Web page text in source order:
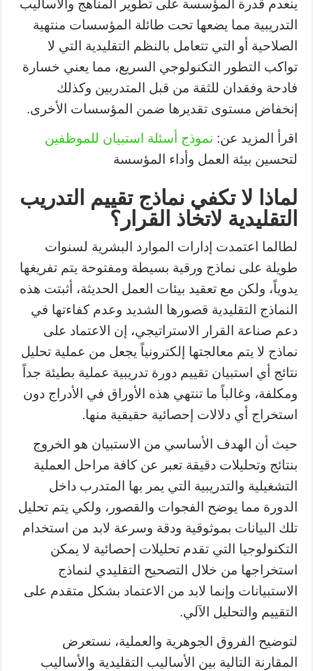
ينعدم قدرة المؤسسة على تطوير المناهج والأساليب
التدريبية مما يضعها تحت طائلة المؤسسات منتهية
الصلاحية أو التي تتعامل بالنظم التقليدية التي لا
تواكب التطور التكنولوجي السريع، مما يعني خسارة
فادحة وفقدان للثقة من قبل المتدربين وكذلك
إنخفاض مستوى تقديرها ضمن المؤسسات الأخرى.
اقرأ المزيد عن: نموذج أسئلة استبيان للموظفين
لتحسين بيئة العمل وأداء المؤسسة
لماذا لا تكفي نماذج تقييم التدريب
التقليدية لاتخاذ القرار؟
لطالما اعتمدت إدارات الموارد البشرية لسنوات
طويلة على نماذج ورقية بسيطة ومفتوحة يتم تفريغها
يدوياً، ولكن مع تعقيد بيئات العمل الحديثة، أثبتت هذه
النماذج التقليدية قصورها الشديد وعدم كفاءتها في
دعم صناعة القرار الاستراتيجي، إن الاعتماد على
نماذج لا يتم معالجتها إلكترونياً يجعل من عملية تحليل
نتائج أي استبيان تقييم دورة تدريبية عملية بطيئة جداً
ومكلفة، وغالباً ما تنتهي هذه الأوراق في الأدراج دون
استخراج أي دلالات إحصائية حقيقية منها.
حيث أن الهدف الأساسي من الاستبيان هو الخروج
بنتائج وتحليلات دقيقة تعبر عن كافة مراحل العملية
التشغيلية والتدريبية التي يمر بها المتدرب داخل
الدورة مما يوضح الفجوات والقصور، ولكي يتم تحليل
تلك البيانات بموثوقية ودقة وسرعة لابد من استخدام
التكنولوجيا التي تقدم تحليلات إحصائية لا يمكن
استخراجها من خلال التصحيح التقليدي لنماذج
الاستبيانات وإنما لابد من الاعتماد بشكل متقدم على
التقييم والتحليل الآلي.
لتوضيح الفروق الجوهرية والعملية، نستعرض
المقارنة التالية بين الأساليب التقليدية والأساليب